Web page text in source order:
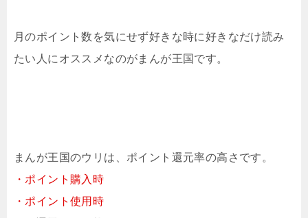
月のポイント数を気にせず好きな時に好きなだけ読み
たい人にオススメなのがまんが王国です。
まんが王国のウリは、ポイント還元率の高さです。
・ポイント購入時
・ポイント使用時